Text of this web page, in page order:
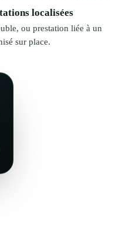
localisées
ou prestation liée à un
sur place.